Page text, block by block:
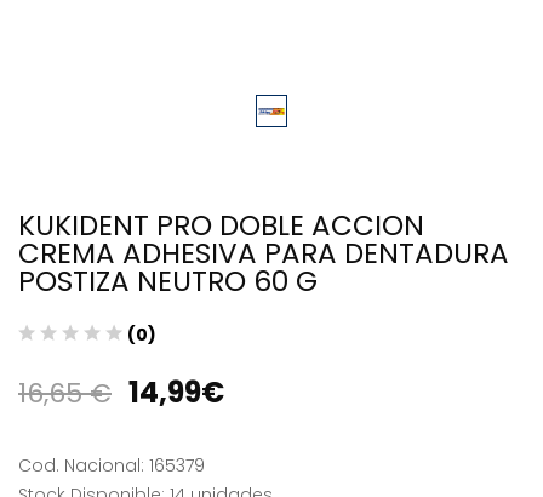
KUKIDENT PRO DOBLE ACCION
CREMA ADHESIVA PARA DENTADURA
POSTIZA NEUTRO 60 G
(0)
16,65 € 14,99€
Cod. Nacional: 165379